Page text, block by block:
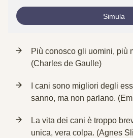
Simula
Più conosco gli uomini, più
(Charles de Gaulle)
I cani sono migliori degli
sanno, ma non parlano.
La vita dei cani è troppo
unica, vera colpa. (Agnes